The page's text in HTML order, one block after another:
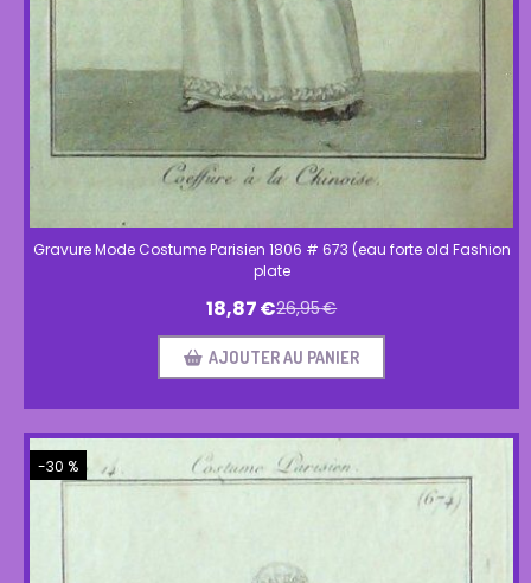
Gravure Mode Costume Parisien 1806 # 673 (eau forte old Fashion
plate
18,87€26,95€
AJOUTER AU PANIER
-30 %